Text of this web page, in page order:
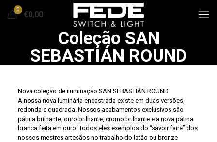
0
€0,00
Coleção SAN
SEBASTIÁN ROUND
Nova coleção de iluminação SAN SEBASTIÁN ROUND
A nossa nova luminária encastrada existe em duas versões,
redonda e quadrada. Nossos acabamentos exclusivos são
pátina brilhante, ouro brilhante, cromo brilhante e a nova pátina
branca feita em ouro. Todos eles exemplos do “savoir faire” dos
nossos mestres artesãos no trabalho do latão ou bronze